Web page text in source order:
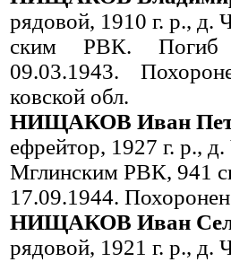
рядовой, 1910 г. р., д.
ским РВК.
09.03.1943.
ковской обл.
НИЩАКОВ Иван
ефрейтор, 1927 г. р.,
Мглинским РВК,
17.09.1944.
НИЩАКОВ Иван
рядовой, 1921 г. р.,